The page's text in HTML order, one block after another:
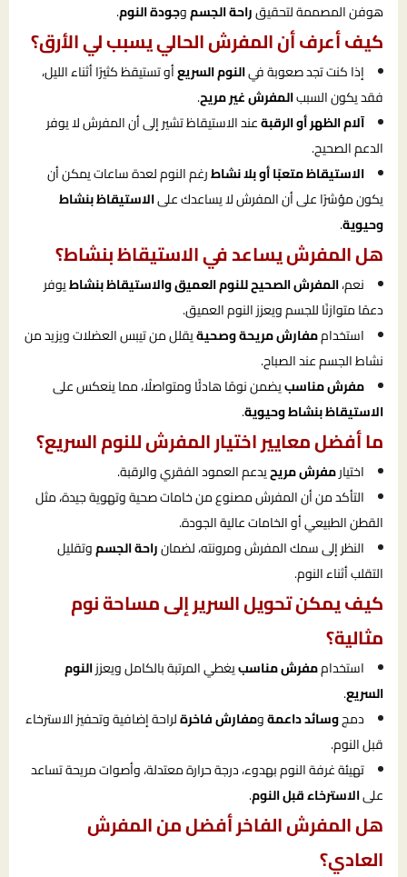
هوفن المصممة لتحقيقراحة الجسموجودة النوم.
كيف أعرف أن المفرش الحالي يسبب لي الأرق؟
إذا كنت تجد صعوبة فيالنوم السريعأو تستيقظ كثيرًا أثناء الليل،
فقد يكون السببالمفرش غير مريح.
آلام الظهر أو الرقبةعند الاستيقاظ تشير إلى أن المفرش لا يوفر
الدعم الصحيح.
الاستيقاظ متعبًا أو بلا نشاطرغم النوم لعدة ساعات يمكن أن
يكون مؤشرًا على أن المفرش لا يساعدك علىالاستيقاظ بنشاط
وحيوية.
هل المفرش يساعد في الاستيقاظ بنشاط؟
نعم،المفرش الصحيح للنوم العميق والاستيقاظ بنشاطيوفر
دعمًا متوازنًا للجسم ويعزز النوم العميق.
استخداممفارش مريحة وصحيةيقلل من تيبس العضلات ويزيد من
نشاط الجسم عند الصباح.
مفرش مناسبيضمن نومًا هادئًا ومتواصلًا، مما ينعكس على
الاستيقاظ بنشاط وحيوية.
ما أفضل معايير اختيار المفرش للنوم السريع؟
اختيارمفرش مريحيدعم العمود الفقري والرقبة.
التأكد من أن المفرش مصنوع من خامات صحية وتهوية جيدة، مثل
القطن الطبيعي أو الخامات عالية الجودة.
النظر إلى سمك المفرش ومرونته، لضمانراحة الجسموتقليل
التقلب أثناء النوم.
كيف يمكن تحويل السرير إلى مساحة نوم
مثالية؟
استخداممفرش مناسبيغطي المرتبة بالكامل ويعززالنوم
السريع.
دمجوسائد داعمةومفارش فاخرةلراحة إضافية وتحفيز الاسترخاء
قبل النوم.
تهيئة غرفة النوم بهدوء، درجة حرارة معتدلة، وأصوات مريحة تساعد
علىالاسترخاء قبل النوم.
هل المفرش الفاخر أفضل من المفرش
العادي؟